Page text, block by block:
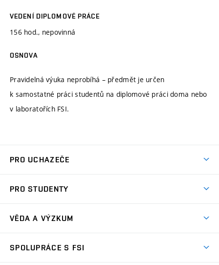
VEDENÍ DIPLOMOVÉ PRÁCE
156 hod., nepovinná
OSNOVA
Pravidelná výuka neprobíhá – předmět je určen
k samostatné práci studentů na diplomové práci doma nebo
v laboratořích FSI.
PRO UCHAZEČE
Ambasadoři studia
Zápisy
PRO STUDENTY
Studijní předpisy
VĚDA A VÝZKUM
SPOLUPRÁCE S FSI